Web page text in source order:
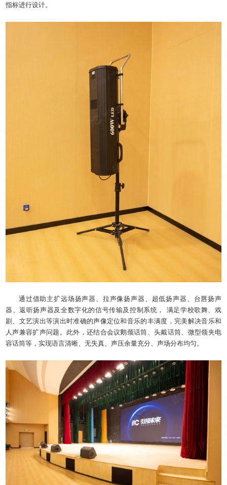
指标进行设计。
通过借助主扩远场扬声器、拉声像扬声器、超低扬声器、台唇扬声
器、返听扬声器及全数字化的信号传输及控制系统， 满足学校歌舞、戏
剧、文艺演出等演出时准确的声像定位和音乐的丰满度，完美解决音乐和
人声兼容扩声问题。此外，还结合会议鹅颈话筒、头戴话筒、微型领夹电
容话筒等，实现语言清晰、无失真、声压余量充分、声场分布均匀。